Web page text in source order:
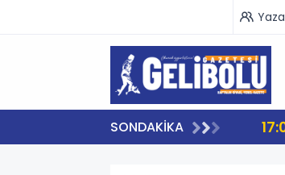
SONDAKİKA